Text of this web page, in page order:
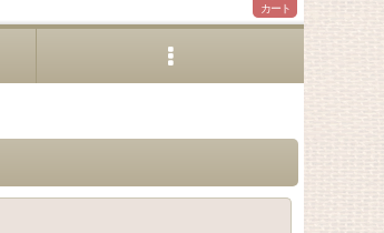
カート